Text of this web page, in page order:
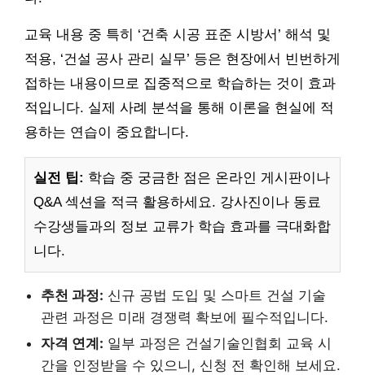
교육 내용 중 특히 ‘건축 시공 표준 시방서’ 해석 및
적용, ‘건설 공사 관리 실무’ 등은 현장에서 빈번하게
접하는 내용이므로 집중적으로 학습하는 것이 효과
적입니다. 실제 사례 분석을 통해 이론을 현실에 적
용하는 연습이 중요합니다.
실전 팁: 학습 중 궁금한 점은 온라인 게시판이나
Q&A 섹션을 적극 활용하세요. 강사진이나 동료
수강생들과의 정보 교류가 학습 효과를 극대화합
니다.
추천 과정: 신규 공법 도입 및 스마트 건설 기술
관련 과정은 미래 경쟁력 확보에 필수적입니다.
자격 연계: 일부 과정은 건설기술인협회 교육 시
간을 인정받을 수 있으니, 신청 전 확인해 보세요.